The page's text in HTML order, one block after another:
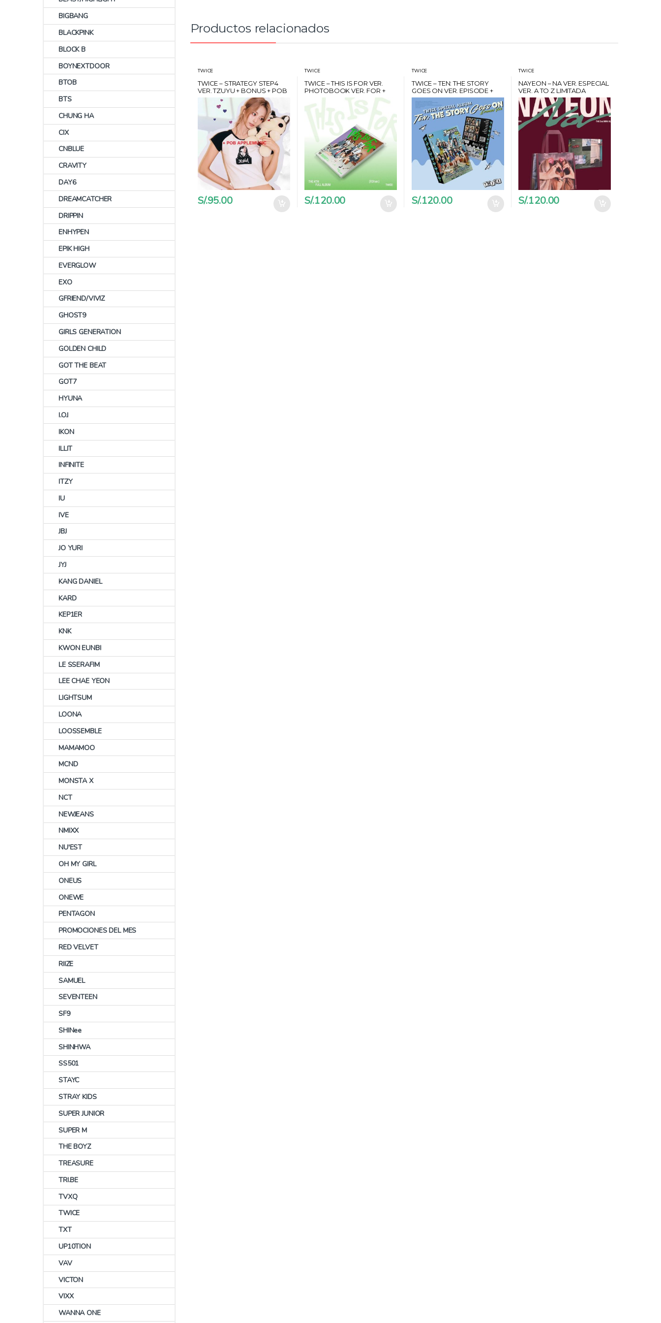
Productos relacionados
TWICE
TWICE – STRATEGY STEP4
VER. TZUYU + BONUS + POB
APPLEMUSIC
S/.95.00
TWICE
TWICE – THIS IS FOR VER.
PHOTOBOOK VER. FOR +
SET PHOTOCARDS +
POSTER + POB MUSICPLANT
S/.120.00
TWICE
TWICE – TEN: THE STORY
GOES ON VER. EPISODE +
POSTER + SET DE
PHOTOCARDS + POB
MUSICPLANT
S/.120.00
TWICE
NAYEON – NA VER. ESPECIAL
VER. A TO Z LIMITADA
S/.120.00
BIGBANG
BLACKPINK
BLOCK B
BOYNEXTDOOR
BTOB
BTS
CHUNG HA
CIX
CNBLUE
CRAVITY
DAY6
DREAMCATCHER
DRIPPIN
ENHYPEN
EPIK HIGH
EVERGLOW
EXO
GFRIEND/VIVIZ
GHOST9
GIRLS GENERATION
GOLDEN CHILD
GOT THE BEAT
GOT7
HYUNA
I.O.I
IKON
ILLIT
INFINITE
ITZY
IU
IVE
JBJ
JO YURI
JYJ
KANG DANIEL
KARD
KEP1ER
KNK
KWON EUNBI
LE SSERAFIM
LEE CHAE YEON
LIGHTSUM
LOONA
LOOSSEMBLE
MAMAMOO
MCND
MONSTA X
NCT
NEWJEANS
NMIXX
NU'EST
OH MY GIRL
ONEUS
ONEWE
PENTAGON
PROMOCIONES DEL MES
RED VELVET
RIIZE
SAMUEL
SEVENTEEN
SF9
SHINee
SHINHWA
SS501
STAYC
STRAY KIDS
SUPER JUNIOR
SUPER M
THE BOYZ
TREASURE
TRI.BE
TVXQ
TWICE
TXT
UP10TION
VAV
VICTON
VIXX
WANNA ONE